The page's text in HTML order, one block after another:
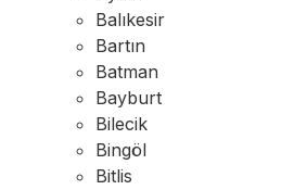
Balıkesir
Bartın
Batman
Bayburt
Bilecik
Bingöl
Bitlis